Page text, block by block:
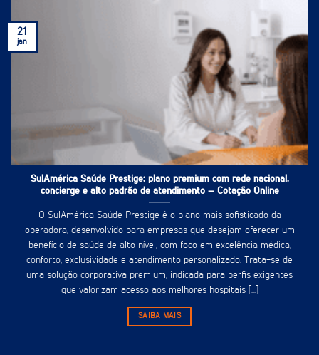
SulAmérica Saúde Prestige: plano premium com rede nacional,
concierge e alto padrão de atendimento – Cotação Online
O SulAmérica Saúde Prestige é o plano mais sofisticado da
operadora, desenvolvido para empresas que desejam oferecer um
benefício de saúde de alto nível, com foco em excelência médica,
conforto, exclusividade e atendimento personalizado. Trata-se de
uma solução corporativa premium, indicada para perfis exigentes
que valorizam acesso aos melhores hospitais [...]
SAIBA MAIS
21
jan